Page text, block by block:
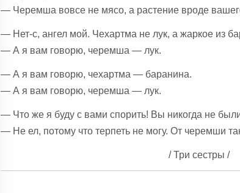
— Черемша вовсе не мясо, а растение вроде
— Нет-с, ангел мой. Чехартма не лук, а жаркое из
— А я вам говорю, черемша — лук.
— А я вам говорю, чехартма — баранина.
— А я вам говорю, черемша — лук.
— Что же я буду с вами спорить! Вы никогда не
— Не ел, потому что терпеть не могу. От черемши
/ Три сестры /
Не спеши языком,
торопись делом.
времени
Русские
пословицы о зиме